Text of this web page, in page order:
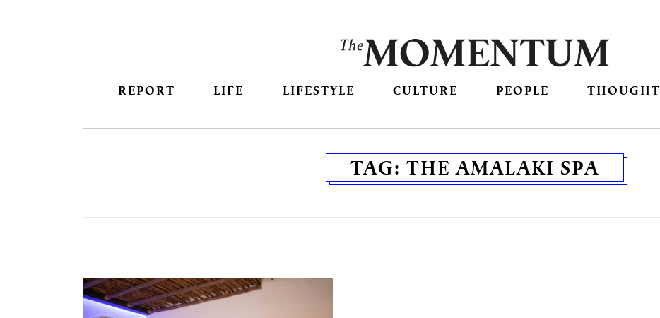
REPORT LIFE LIFESTYLE CULTURE PEOPLE THOUGHT
TAG: THE AMALAKI SPA